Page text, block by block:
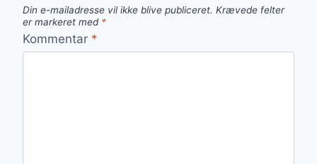
Din e-mailadresse vil ikke blive publiceret. Krævede felter
er markeret med *
Kommentar *